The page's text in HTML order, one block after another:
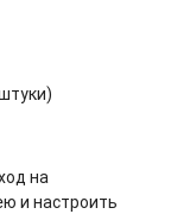
на
и настроить